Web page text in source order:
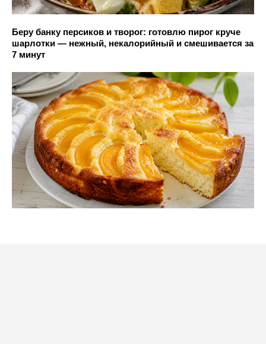
Беру банку персиков и творог: готовлю пирог круче
шарлотки — нежный, некалорийный и смешивается за
7 минут